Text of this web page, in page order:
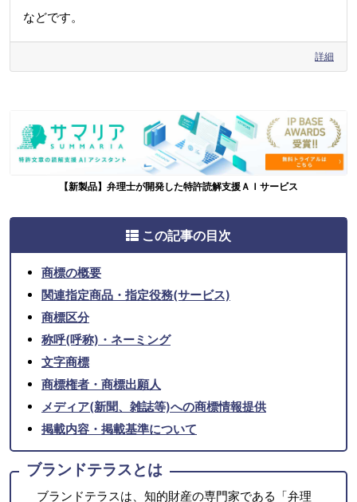
などです。
詳細
【新製品】弁理士が開発した特許読解支援ＡＩサービス
この記事の目次
商標の概要
関連指定商品・指定役務(サービス)
商標区分
称呼(呼称)・ネーミング
文字商標
商標権者・商標出願人
メディア(新聞、雑誌等)への商標情報提供
掲載内容・掲載基準について
ブランドテラスとは
ブランドテラスは、知的財産の専門家である「弁理